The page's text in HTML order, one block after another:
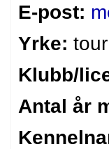
E-post:
Yrke:
Klubb/
Antal år